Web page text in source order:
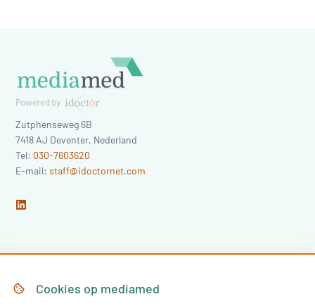
Zutphenseweg 6B
7418 AJ Deventer, Nederland
Tel: 030-7603620
E-mail:staff@idoctornet.com
HomeCookies op mediamed